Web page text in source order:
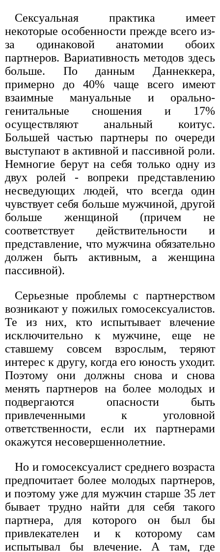
Сексуальная практика имеет
некоторые особенности прежде всего из-
за одинаковой анатомии обоих
партнеров. Вариативность методов здесь
больше. По данным Даннеккера,
примерно до 40% чаще всего имеют
взаимные мануальные и орально-
генитальные сношения и 17%
осуществляют анальный коитус.
Большей частью партнеры по очереди
выступают в активной и пассивной роли.
Немногие берут на себя только одну из
двух ролей - вопреки представлению
несведующих людей, что всегда один
чувствует себя больше мужчиной, другой
больше женщиной (причем не
соответствует действительности и
представление, что мужчина обязательно
должен быть активным, а женщина
пассивной).
Серьезные проблемы с партнерством
возникают у пожилых гомосексуалистов.
Те из них, кто испытывает влечение
исключительно к мужчине, еще не
ставшему совсем взрослым, теряют
интерес к другу, когда его юность уходит.
Поэтому они должны снова и снова
менять партнеров на более молодых и
подвергаются опасности быть
привлеченными к уголовной
ответственности, если их партнерами
окажутся несовершеннолетние.
Но и гомосексуалист среднего возраста
предпочитает более молодых партнеров,
и поэтому уже для мужчин старше 35 лет
бывает трудно найти для себя такого
партнера, для которого он был бы
привлекателен и к которому сам
испытывал бы влечение. А там, где